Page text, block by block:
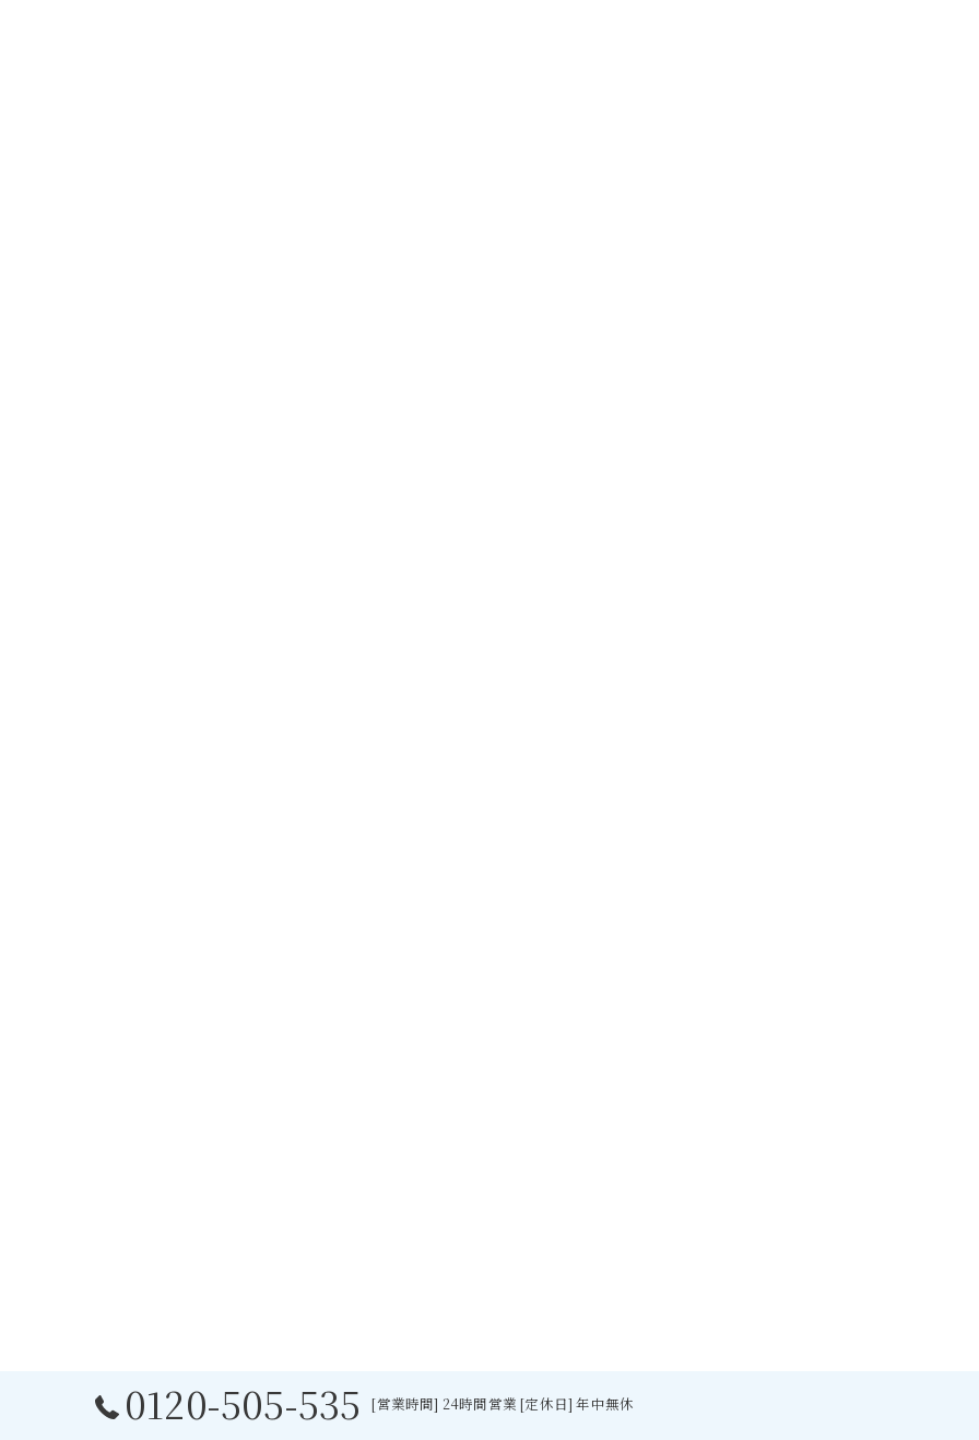
0120-505-535 [営業時間] 24時間営業 [定休日] 年中無休